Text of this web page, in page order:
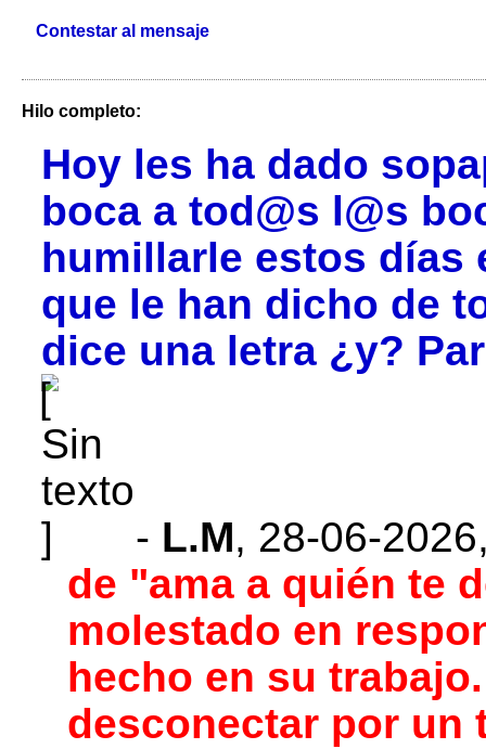
Contestar al mensaje
Hilo completo:
Hoy les ha dado
boca a tod@s l@s
humillarle estos días
que le han dicho de
dice una letra ¿y?
- L.M, 28-06-
de "ama a quién te
molestado en
hecho en su
desconectar por un